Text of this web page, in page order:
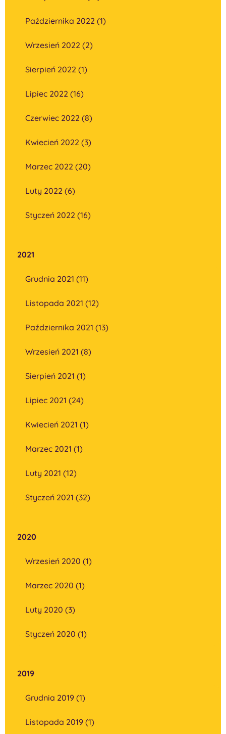
Października 2022 (1)
Wrzesień 2022 (2)
Sierpień 2022 (1)
Lipiec 2022 (16)
Czerwiec 2022 (8)
Kwiecień 2022 (3)
Marzec 2022 (20)
Luty 2022 (6)
Styczeń 2022 (16)
2021
Grudnia 2021 (11)
Listopada 2021 (12)
Października 2021 (13)
Wrzesień 2021 (8)
Sierpień 2021 (1)
Lipiec 2021 (24)
Kwiecień 2021 (1)
Marzec 2021 (1)
Luty 2021 (12)
Styczeń 2021 (32)
2020
Wrzesień 2020 (1)
Marzec 2020 (1)
Luty 2020 (3)
Styczeń 2020 (1)
2019
Grudnia 2019 (1)
Listopada 2019 (1)